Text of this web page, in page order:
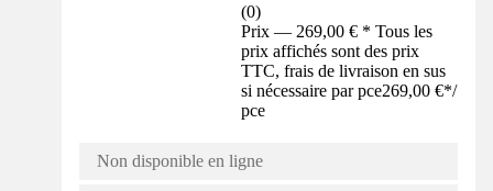
(0)
Prix — 269,00 € * Tous les
prix affichés sont des prix
TTC, frais de livraison en sus
si nécessaire par pce269,00 €*/
pce
Non disponible en ligne